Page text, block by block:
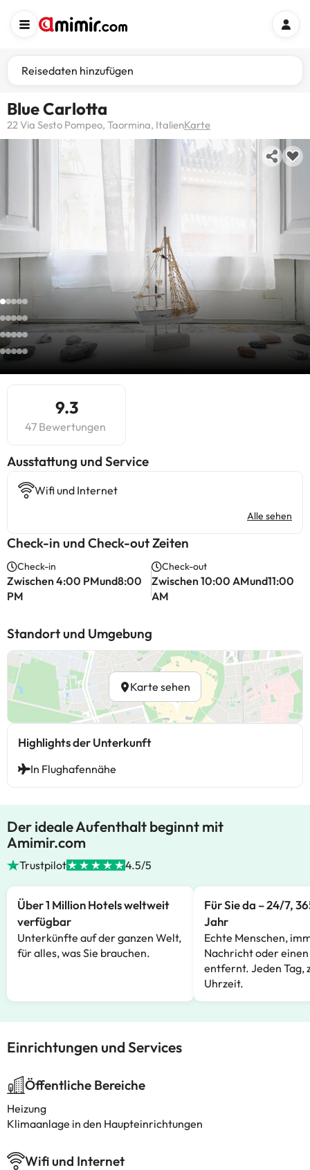
Reisedaten hinzufügen
Blue Carlotta
22 Via Sesto Pompeo, Taormina, ItalienKarte
9.3
47 Bewertungen
​Ausstattung und Service
Wifi und Internet
Alle sehen
Check-in und Check-out Zeiten
Check-in
Zwischen 4:00 PMund8:00
PM
Check-out
Zwischen 10:00 AMund11:00
AM
Standort und Umgebung
Karte sehen
Highlights der Unterkunft
In Flughafennähe
Der ideale Aufenthalt beginnt mit
Amimir.com
Trustpilot 4.5/5
Über 1 Million Hotels weltweit
verfügbar
Unterkünfte auf der ganzen Welt,
für alles, was Sie brauchen.
Für Sie da – 24/7,
Jahr
Echte Menschen,
Nachricht oder
entfernt. Jeden Tag,
Uhrzeit.
Einrichtungen und Services
Öffentliche Bereiche
Heizung
Klimaanlage in den Haupteinrichtungen
Wifi und Internet